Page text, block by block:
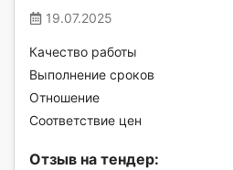
19.07.2025
Качество работы
Выполнение сроков
Отношение
Соответствие цен
Отзыв на тендер: